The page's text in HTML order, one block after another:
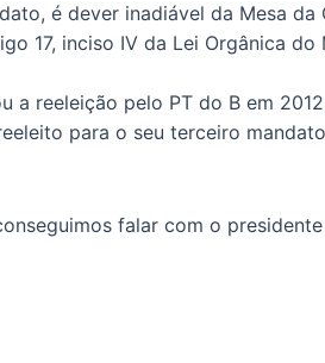
é dever inadiável da Mesa
17, inciso IV da Lei Orgânica
reeleição pelo PT do B em
para o seu terceiro
falar com o